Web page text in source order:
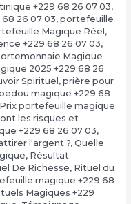
+229 68 26 07 03,
26 07 03, portefeuille
Magique Réel,
+229 68 26 07 03,
Magique
2025 +229 68 26
Spirituel, prière pour
magique +229 68
Prix portefeuille magique
les risques et
+229 68 26 07 03,
l'argent ?, Quelle
, Résultat
De Richesse, Rituel du
magique +229 68
Magiques +229